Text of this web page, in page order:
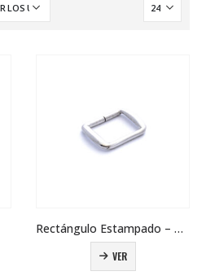
Rectángulo Estampado – Ref. 226
VER